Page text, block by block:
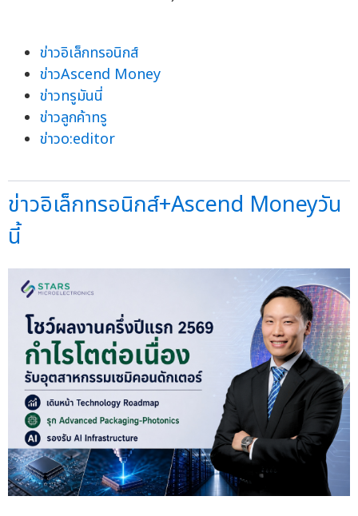
ข่าวอิเล็กทรอนิกส์
ข่าวAscend Money
ข่าวทรูมันนี่
ข่าวลูกค้าทรู
ข่าวo:editor
ข่าวอิเล็กทรอนิกส์+Ascend Moneyวัน
นี้